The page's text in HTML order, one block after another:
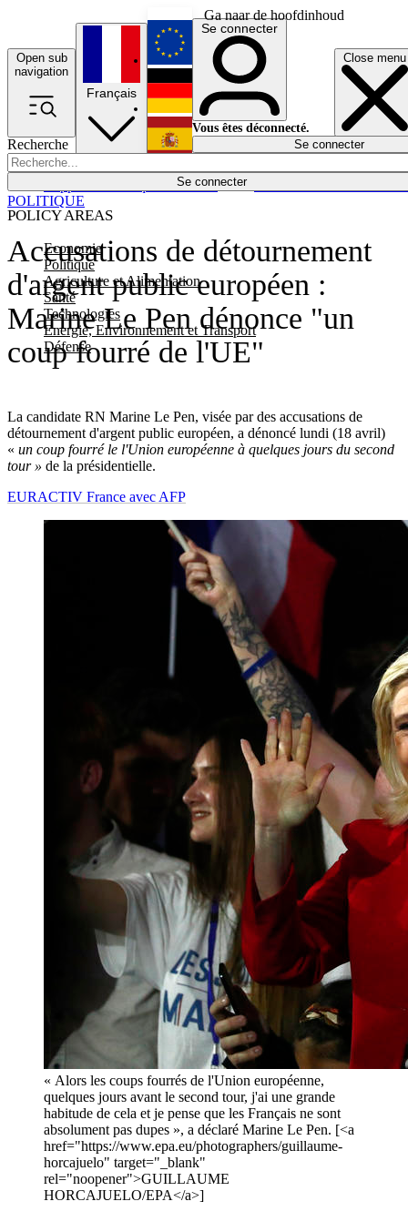
Ga naar de hoofdinhoud
Open sub
navigation
Close menu
Recherche
Se connecter
POLICY AREAS
Economie
Politique
Agriculture et Alimentation
Santé
Technologies
Energie, Environnement et Transport
Défense
Économie
Français
English
Deutsch
Español
Se connecter
Vous êtes déconnecté.
Se connecter
Accusations de détournement
d'argent public européen :
Marine Le Pen dénonce "un
coup fourré de l'UE"
La candidate RN Marine Le Pen, visée par des accusations de
détournement d'argent public européen, a dénoncé lundi (18 avril)
« un coup fourré le l'Union européenne à quelques jours du second
tour » de la présidentielle.
POLITIQUE
EURACTIV France avec AFP
« Alors les coups fourrés de l'Union européenne,
quelques jours avant le second tour, j'ai une grande
habitude de cela et je pense que les Français ne sont
absolument pas dupes », a déclaré Marine Le Pen. [<a
href="https://www.epa.eu/photographers/guillaume-
horcajuelo" target="_blank"
rel="noopener">GUILLAUME
HORCAJUELO/EPA</a>]